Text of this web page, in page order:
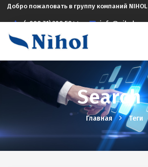
Добро пожаловать в группу компаний NIHOL
(+998 71) 208 5844 info@nihol.uz
Search
Главная Теги